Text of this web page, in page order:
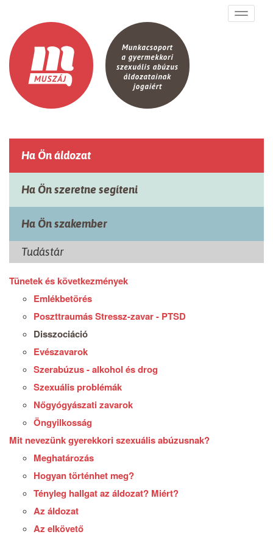
Toggle
Ha Ön áldozat
Ha Ön szeretne segíteni
Ha Ön szakember
Tudástár
Tünetek és következmények
Emlékbetörés
Poszttraumás Stressz-zavar - PTSD
Disszociáció
Evészavarok
Szerabúzus - alkohol és drog
Szexuális problémák
Nőgyógyászati zavarok
Öngyilkosság
Mit nevezünk gyerekkori szexuális abúzusnak?
Meghatározás
Hogyan történhet meg?
Tényleg hallgat az áldozat? Miért?
Az áldozat
Az elkövető